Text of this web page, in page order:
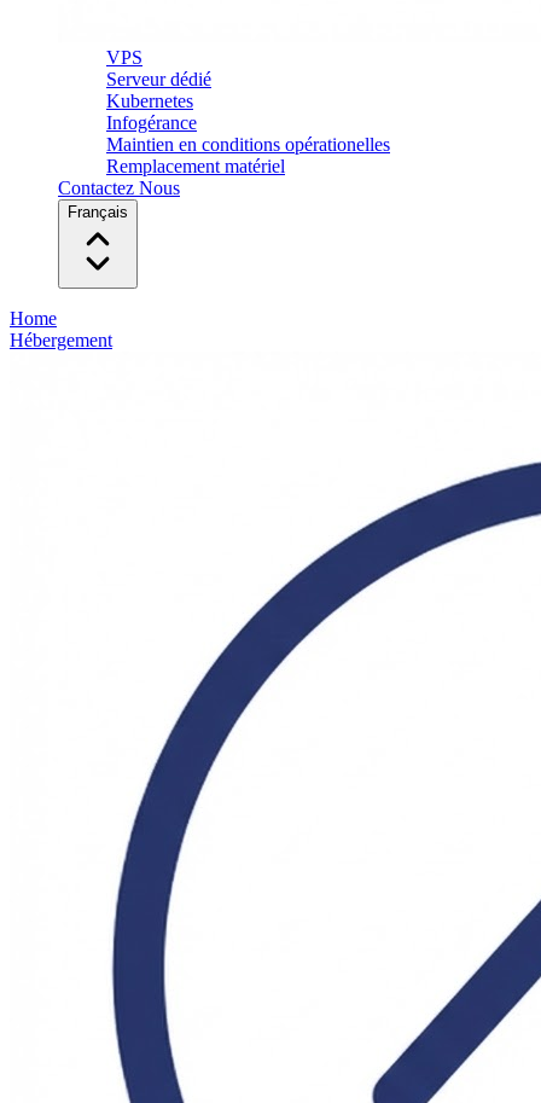
VPS
Serveur dédié
Kubernetes
Infogérance
Maintien en conditions opérationelles
Remplacement matériel
Contactez Nous
Français
Home
Hébergement